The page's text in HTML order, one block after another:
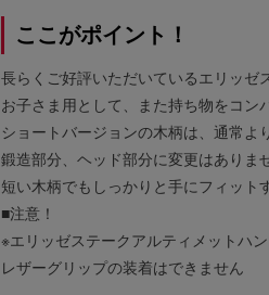
ここがポイント！
長らくご好評いただいているエリッゼ
お子さま用として、また持ち物をコン
ショートバージョンの木柄は、通常よ
鍛造部分、ヘッド部分に変更はありま
短い木柄でもしっかりと手にフィット
■注意！
※エリッゼステークアルティメットハ
レザーグリップの装着はできません